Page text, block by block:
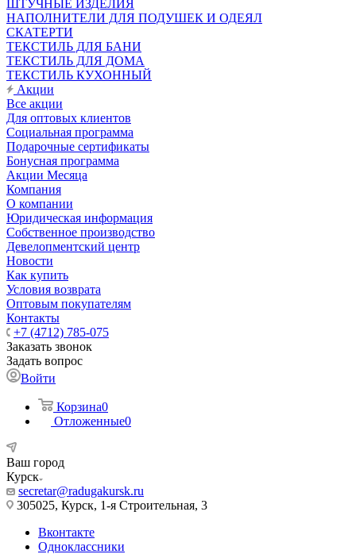
ШТУЧНЫЕ ИЗДЕЛИЯ
НАПОЛНИТЕЛИ ДЛЯ ПОДУШЕК И ОДЕЯЛ
СКАТЕРТИ
ТЕКСТИЛЬ ДЛЯ БАНИ
ТЕКСТИЛЬ ДЛЯ ДОМА
ТЕКСТИЛЬ КУХОННЫЙ
Акции
Все акции
Для оптовых клиентов
Социальная программа
Подарочные сертификаты
Бонусная программа
Акции Месяца
Компания
О компании
Юридическая информация
Собственное производство
Девелопментский центр
Новости
Как купить
Условия возврата
Оптовым покупателям
Контакты
+7 (4712) 785-075
Заказать звонок
Задать вопрос
Войти
Корзина0
Отложенные0
Ваш город
Курск
secretar@radugakursk.ru
305025, Курск, 1-я Строительная, 3
Вконтакте
Одноклассники